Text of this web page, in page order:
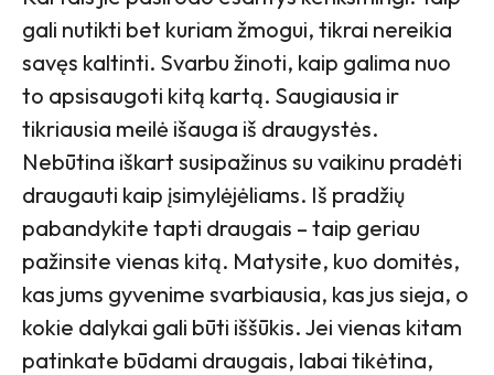
gali nutikti bet kuriam žmogui, tikrai nereikia
savęs kaltinti. Svarbu žinoti, kaip galima nuo
to apsisaugoti kitą kartą. Saugiausia ir
tikriausia meilė išauga iš draugystės.
Nebūtina iškart susipažinus su vaikinu pradėti
draugauti kaip įsimylėjėliams. Iš pradžių
pabandykite tapti draugais – taip geriau
pažinsite vienas kitą. Matysite, kuo domitės,
kas jums gyvenime svarbiausia, kas jus sieja, o
kokie dalykai gali būti iššūkis. Jei vienas kitam
patinkate būdami draugais, labai tikėtina,